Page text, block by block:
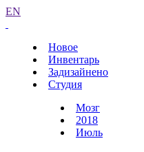
EN
Новое
Инвентарь
Задизайнено
Студия
Мозг
2018
Июль